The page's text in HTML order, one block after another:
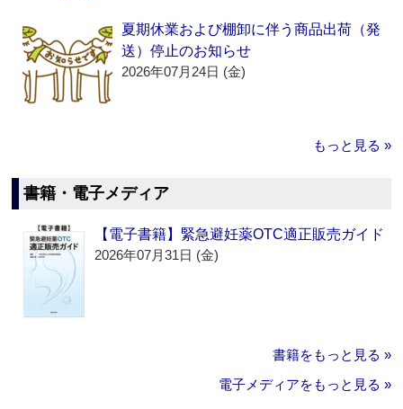
夏期休業および棚卸に伴う商品出荷（発
送）停止のお知らせ
2026年07月24日 (金)
もっと見る »
書籍・電子メディア
【電子書籍】緊急避妊薬OTC適正販売ガイド
2026年07月31日 (金)
書籍をもっと見る »
電子メディアをもっと見る »